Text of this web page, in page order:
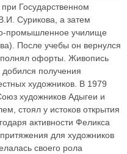
Государственном
Сурикова, а затем
промышленное училище
После учебы он вернулся
офорты. Живопись
получения
художников. В 1979
художников Адыгеи и
стоял у истоков открытия
активности Феликса
для художников
своего рола